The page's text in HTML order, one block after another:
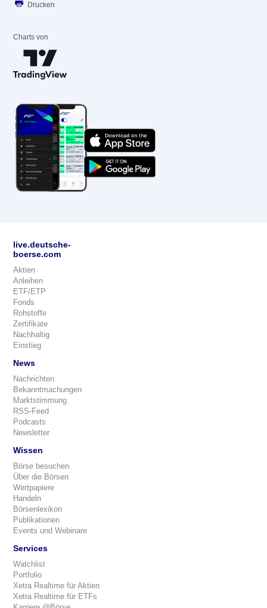
Drucken
Charts von
live.deutsche-
boerse.com
Aktien
Anleihen
ETF/ETP
Fonds
Rohstoffe
Zertifikate
Nachhaltig
Einstieg
News
Nachrichten
Bekanntmachungen
Marktstimmung
RSS-Feed
Podcasts
Newsletter
Wissen
Börse besuchen
Über die Börsen
Wertpapiere
Handeln
Börsenlexikon
Publikationen
Events und Webinare
Services
Watchlist
Portfolio
Xetra Realtime für Aktien
Xetra Realtime für ETFs